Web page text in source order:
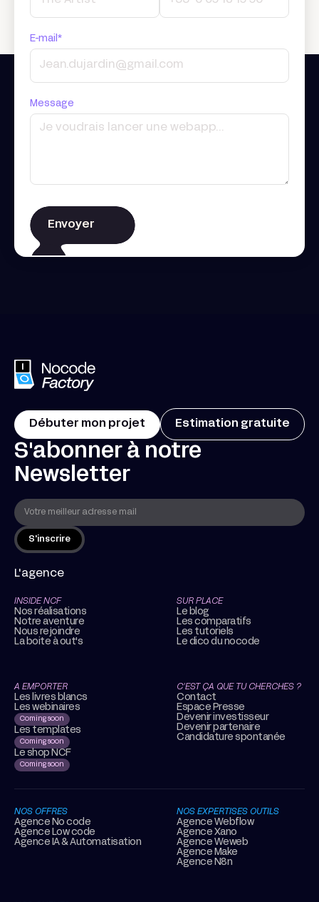
E-mail*
Message
Débuter mon projet Estimation gratuite
S'abonner à notre
Newsletter
L'agence
INSIDE NCF
Nos réalisations
Notre aventure
Nous rejoindre
La boite à out's
SUR PLACE
Le blog
Les comparatifs
Les tutoriels
Le dico du nocode
A EMPORTER
Les livres blancs
Les webinaires
Coming soon
Les templates
Coming soon
Le shop NCF
Coming soon
C’EST ÇA QUE TU CHERCHES ?
Contact
Espace Presse
Devenir investisseur
Devenir partenaire
Candidature spontanée
NOS OFFRES
Agence No code
Agence Low code
Agence IA & Automatisation
NOS EXPERTISES OUTILS
Agence Webflow
Agence Xano
Agence Weweb
Agence Make
Agence N8n